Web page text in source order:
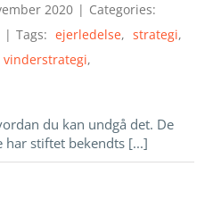
2020 | Categories:
| Tags: ejerledelse, strategi,
vinderstrategi,
du kan undgå det. De
har stiftet bekendts [...]